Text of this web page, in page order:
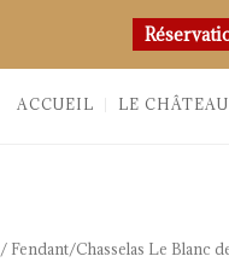
ACCUEIL LE CHÂTEAU
/ Fendant/Chasselas Le Blanc